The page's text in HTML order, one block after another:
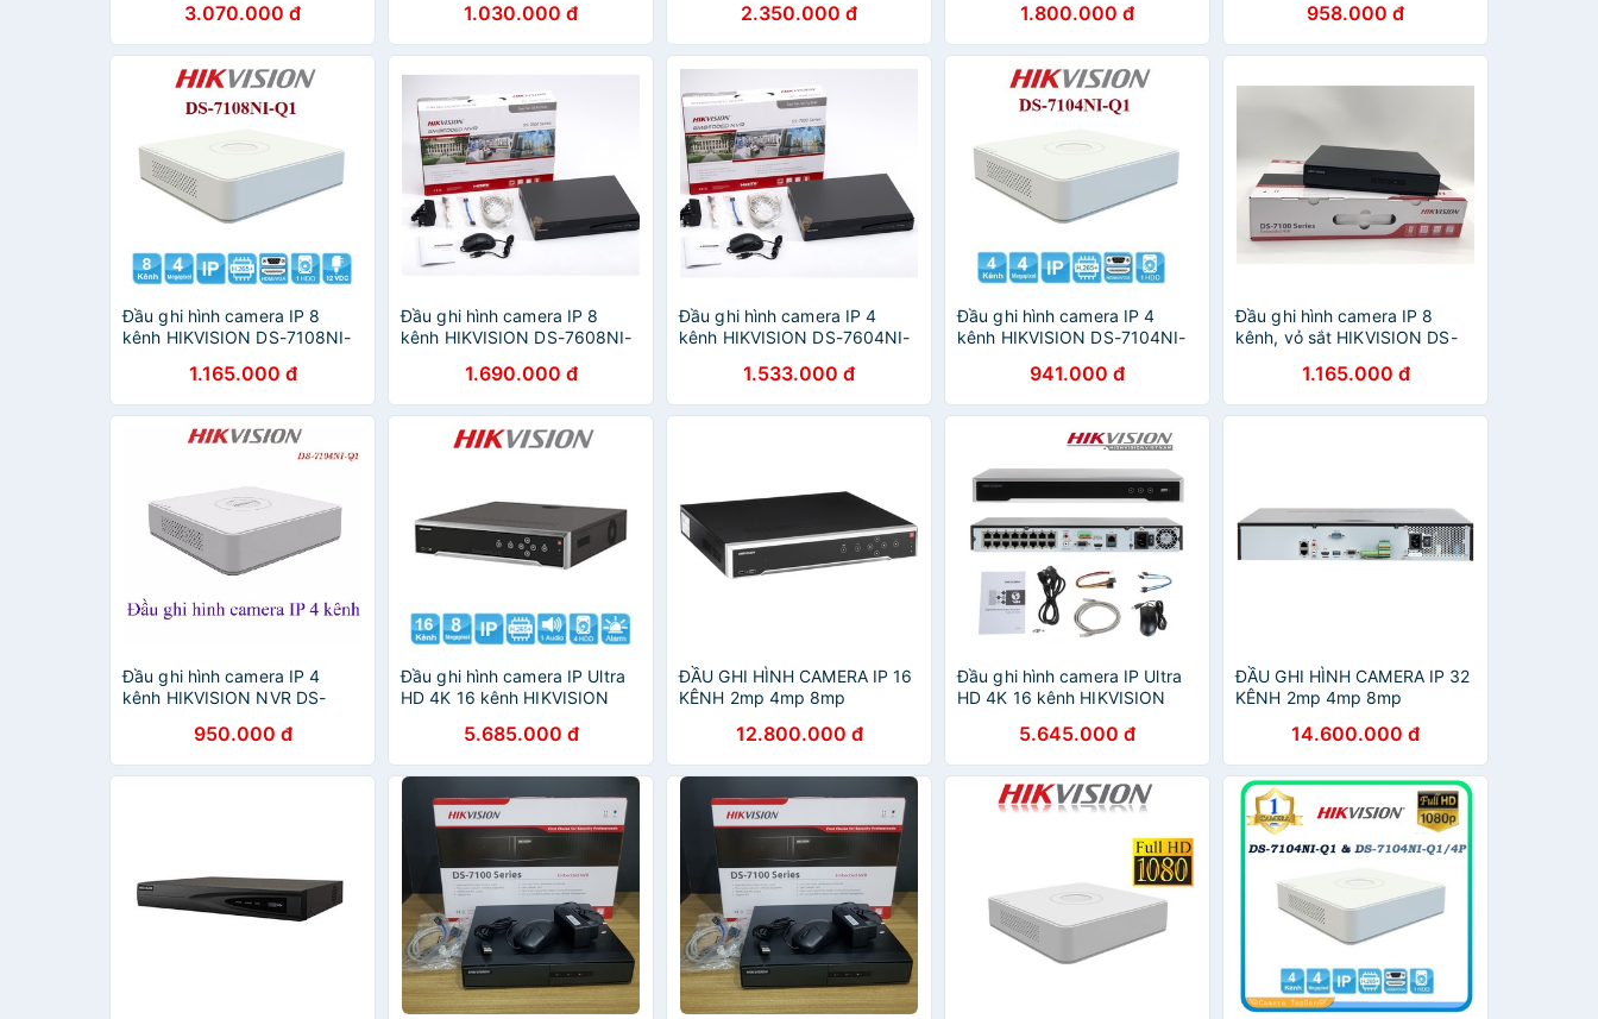
3.070.000 đ 1.030.000 đ 2.350.000 đ 1.800.000 đ
,Hikvision DS-7108NI-Q1-
Chính hãng
958.000 đ
Đầu ghi hình camera IP 8
kênh HIKVISION DS-7108NI-
1.165.000 đ
Đầu ghi hình camera IP 8
kênh HIKVISION DS-7608NI-
1.690.000 đ
Đầu ghi hình camera IP 4
kênh HIKVISION DS-7604NI-
1.533.000 đ
Đầu ghi hình camera IP 4
kênh HIKVISION DS-7104NI-
941.000 đ
Đầu ghi hình camera IP 8
kênh, vỏ sắt HIKVISION DS-
1.165.000 đ
Đầu ghi hình camera IP 4
kênh HIKVISION NVR DS-
camera Ezviz vào đầu này
950.000 đ
Đầu ghi hình camera IP Ultra
HD 4K 16 kênh HIKVISION
Hikvision Việt Nam)
5.685.000 đ
ĐẦU GHI HÌNH CAMERA IP 16
KÊNH 2mp 4mp 8mp
(chính hãng Hikvision Việt
Nam
12.800.000 đ
Đầu ghi hình camera IP Ultra
HD 4K 16 kênh HIKVISION
hãng Hikvision Việt Nam)
5.645.000 đ
ĐẦU GHI HÌNH CAMERA IP 32
KÊNH 2mp 4mp 8mp
(chính hãng Hikvision Việt
Nam
14.600.000 đ